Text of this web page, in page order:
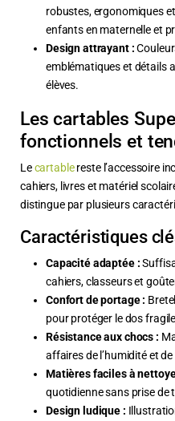
robustes, ergonomiques
enfants en maternelle et
Design attrayant :
emblématiques et détails
élèves.
Les cartables
fonctionnels et
Lecartablereste l’accessoire
cahiers, livres et matériel
distingue par plusieurs
Caractéristiques
Capacité adaptée :
cahiers, classeurs et
Confort de portage :
pour protéger le dos
Résistance aux chocs :
affaires de l’humidité et de
Matières faciles à
quotidienne sans prise de
Design ludique :